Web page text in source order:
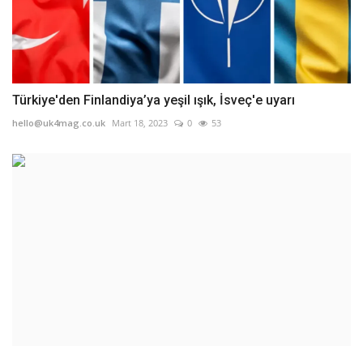
Türkiye'den Finlandiya’ya yeşil ışık, İsveç'e uyarı
hello@uk4mag.co.uk Mart 18, 2023 0 53